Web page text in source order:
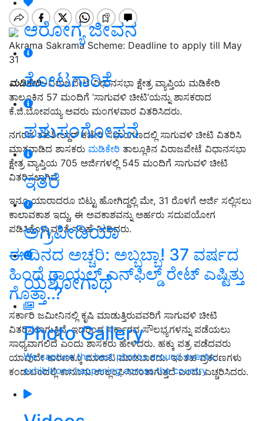
ಆರೋಗ್ಯ ಜೀವನ
ತೋಟಗಾರಿಕೆ
ಪಶುಸಂಗೋಪನೆ
ಇತರೆ
ಅಗ್ರಿಪೀಡಿಯಾ
ಯಶೋಗಾಥೆ
Photo Gallery
We capture the best photos around events,
exhibitions happening across the country
Akrama Sakrama Scheme: Deadline to apply till May
31
ಮಡಿಕೇರಿ:-ವಿರಾಜಪೇಟೆ ವಿಧಾನಸಭಾ ಕ್ಷೇತ್ರ ವ್ಯಾಪ್ತಿಯ ಮಡಿಕೇರಿ
ತಾಲ್ಲೂಕಿನ 57 ಮಂದಿಗೆ ‘ಸಾಗುವಳಿ ಚೀಟಿ’ಯನ್ನು ಶಾಸಕರಾದ
ಕೆ.ಜಿ.ಬೋಪಯ್ಯ ಅವರು ಮಂಗಳವಾರ ವಿತರಿಸಿದರು.
ನಗರದ ತಹಶೀಲ್ದಾರ್ ಕಚೇರಿ ಸಭಾಂಗಣದಲ್ಲಿ ಸಾಗುವಳಿ ಚೀಟಿ ವಿತರಿಸಿ
ಮಾತನಾಡಿದ ಶಾಸಕರು ಮಡಿಕೇರಿ ತಾಲ್ಲೂಕಿನ ವಿರಾಜಪೇಟೆ ವಿಧಾನಸಭಾ
ಕ್ಷೇತ್ರ ವ್ಯಾಪ್ತಿಯ 705 ಅರ್ಜಿಗಳಲ್ಲಿ 545 ಮಂದಿಗೆ ಸಾಗುವಳಿ ಚೀಟಿ
ವಿತರಿಸಲಾಗಿದೆ.
ಇನ್ನೂ ಯಾರಾದರೂ ಬಿಟ್ಟು ಹೋಗಿದ್ದಲ್ಲಿ ಮೇ, 31 ರೊಳಗೆ ಅರ್ಜಿ ಸಲ್ಲಿಸಲು
ಕಾಲಾವಕಾಶ ಇದ್ದು, ಈ ಅವಕಾಶವನ್ನು ಅರ್ಹರು ಸದುಪಯೋಗ
ಪಡಿಸಿಕೊಳ್ಳುವಂತೆ ಸಲಹೆ ನೀಡಿದರು.
ಈ ದಿನದ ಅಚ್ಚರಿ: ಅಬ್ಬಬ್ಬಾ! 37 ವರ್ಷದ
ಹಿಂದೆ ರಾಯಲ್‌ ಎನ್‌ಫಿಲ್ಡ್‌ ರೇಟ್‌ ಎಷ್ಟಿತ್ತು
ಗೊತ್ತಾ..?
ಸರ್ಕಾರಿ ಜಮೀನಿನಲ್ಲಿ ಕೃಷಿ ಮಾಡುತ್ತಿರುವವರಿಗೆ ಸಾಗುವಳಿ ಚೀಟಿ
ವಿತರಿಸಲಾಗುತ್ತಿದೆ. ಇದರಿಂದ ಸರ್ಕಾರದ ಸೌಲಭ್ಯಗಳನ್ನು ಪಡೆಯಲು
ಸಾಧ್ಯವಾಗಲಿದೆ ಎಂದು ಶಾಸಕರು ಹೇಳಿದರು. ಹಕ್ಕು ಪತ್ರ ಪಡೆದವರು
ಯಾವುದೇ ಕಾರಣಕ್ಕೂ ಮಾರಾಟ ಮಾಡಬಾರದು. ಇಂತಹ ಪ್ರಕರಣಗಳು
ಕಂಡುಬಂದಲ್ಲಿ ಕಾನೂನು ಉಲ್ಲಂಘಿಸಿದಂತಾಗುತ್ತದೆ ಎಂದು ಎಚ್ಚರಿಸಿದರು.